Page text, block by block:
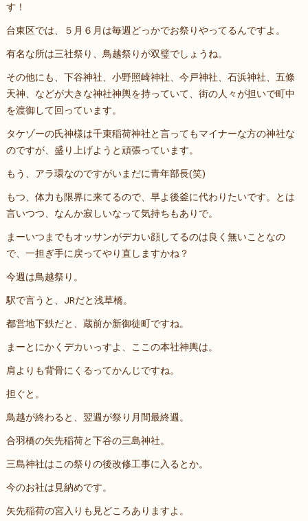
す！
台東区では、５月６月は毎週どっかでお祭りやってるんですよ。
有名な所は三社祭り、鳥越祭りが双璧でしょうね。
その他にも、下谷神社、小野照崎神社、今戸神社、石浜神社、五條
天神、などが大きな神社神輿を持っていて、街の人々が担いで町中
を渡御して回っています。
タケゾーの氏神様は千束稲荷神社と言ってもマイナーな方の神社な
のですが、盛り上げようと頑張っています。
もう、アラ環なのですがいまだに青年部長(笑)
もつ、体力も限界に来てるので、早よ後釜に代わりたいです。とは
言いつつ、なんか寂しいなって気持ちもありで。
まーいつまでもオッサンがデカい顔してるのは良く無いことなの
で、一担ぎ手に戻ってやり直しますかね？
今週は鳥越祭り。
駅で言うと、JRだと浅草橋。
都営地下鉄だと、蔵前か新御徒町ですね。
まーとにかくデカいっすよ、ここの本社神輿は。
肩よりも背骨にくるってかんじですね。
担ぐと。
鳥越が終わると、翌週が祭り月間最終週。
合羽橋の矢先稲荷と下谷の三島神社。
三島神社はこの祭りの後改修工事に入るとか。
今のお社は見納めです。
矢先稲荷の宮入りも見どころありますよ。